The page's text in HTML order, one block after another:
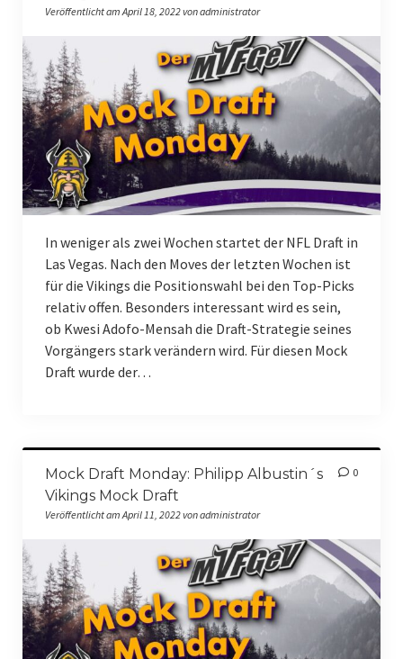
Vikings Roster
Schedule
Veröffentlicht am April 18, 2022 von administrator
In weniger als zwei Wochen startet der NFL Draft in
Las Vegas. Nach den Moves der letzten Wochen ist
für die Vikings die Positionswahl bei den Top-Picks
relativ offen. Besonders interessant wird es sein,
ob Kwesi Adofo-Mensah die Draft-Strategie seines
Vorgängers stark verändern wird. Für diesen Mock
Draft wurde der…
Mock Draft Monday: Philipp Albustin´s
Vikings Mock Draft
Veröffentlicht am April 11, 2022 von administrator
0